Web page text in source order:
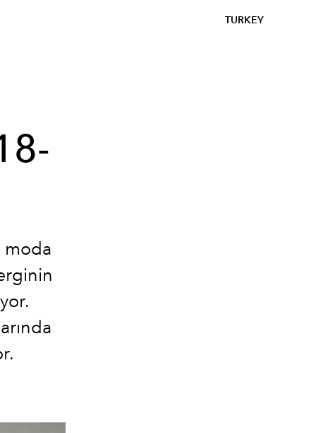
TURKEY
moda